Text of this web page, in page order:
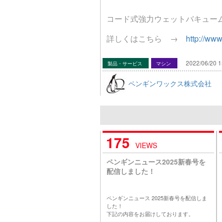
コード式強力ウェットバキュ
詳しくはこちら → http://
製品・サービス マシン 2022/06/20
ペンギンワックス株式会社
175 VIEWS
ペンギンニュース2025新春号を
配信しました！
ペンギンニュース 2025新春号を配信しま
した！
下記の内容をお届けしております。